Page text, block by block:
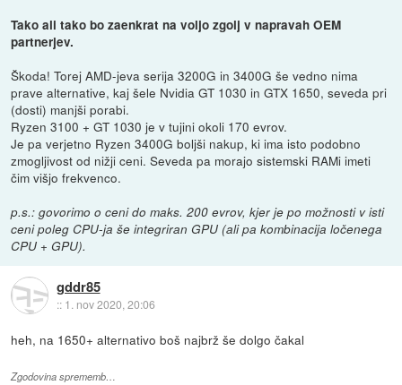
Tako ali tako bo zaenkrat na voljo zgolj v napravah OEM
partnerjev.
Škoda! Torej AMD-jeva serija 3200G in 3400G še vedno nima
prave alternative, kaj šele Nvidia GT 1030 in GTX 1650, seveda pri
(dosti) manjši porabi.
Ryzen 3100 + GT 1030 je v tujini okoli 170 evrov.
Je pa verjetno Ryzen 3400G boljši nakup, ki ima isto podobno
zmogljivost od nižji ceni. Seveda pa morajo sistemski RAMi imeti
čim višjo frekvenco.
p.s.: govorimo o ceni do maks. 200 evrov, kjer je po možnosti v isti
ceni poleg CPU-ja še integriran GPU (ali pa kombinacija ločenega
CPU + GPU).
gddr85
:: 1. nov 2020, 20:06
heh, na 1650+ alternativo boš najbrž še dolgo čakal
Zgodovina sprememb…